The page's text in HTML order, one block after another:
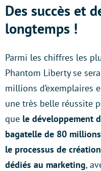
Des succès et
longtemps !
Parmi les chiffres les
Phantom Liberty se
millions d’exemplaires
une très belle réussite
que le développement
bagatelle de 80
le processus de
dédiés au marketing,